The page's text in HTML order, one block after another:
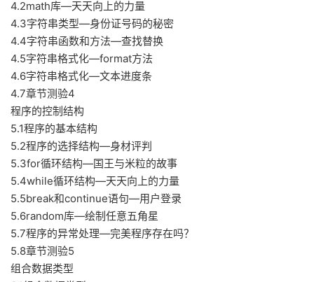
4.2math库—天天向上的力量
4.3字符串类型—身份证号码的秘密
4.4字符串函数和方法—查找替换
4.5字符串格式化—format方法
4.6字符串格式化—文本进度条
4.7章节测验4
程序的控制结构
5.1程序的基本结构
5.2程序的选择结构—身材评判
5.3for循环结构—国王与米粒的故事
5.4while循环结构—天天向上的力量
5.5break和continue语句—用户登录
5.6random库—绘制任意五角星
5.7程序的异常处理—完美程序存在吗？
5.8章节测验5
组合数据类型